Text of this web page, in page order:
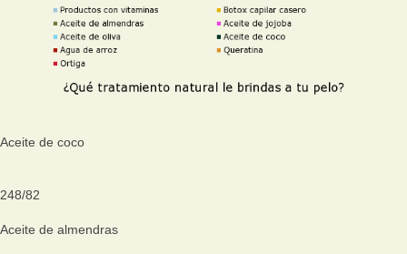
Aceite de coco
248/82
Aceite de almendras